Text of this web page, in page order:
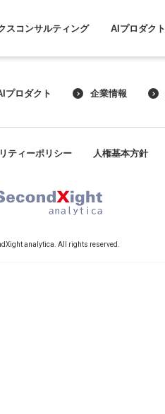
スコンサルティング AIプロダクト
プロダクト 企業情報
ティーポリシー 人権基本方針
analytica. All rights reserved.